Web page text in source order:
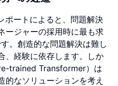
ポートによると、問題解決
ージャーの採用時に最も求
。創造的な問題解決は難し
、経験に依存します。しか
trained Transformer）は
的なソリューションを考え